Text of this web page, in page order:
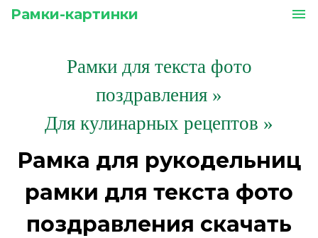
Рамки-картинки menu
Рамки для текста фото
поздравления »
Для кулинарных рецептов »
Рамка для рукодельниц
рамки для текста фото
поздравления скачать